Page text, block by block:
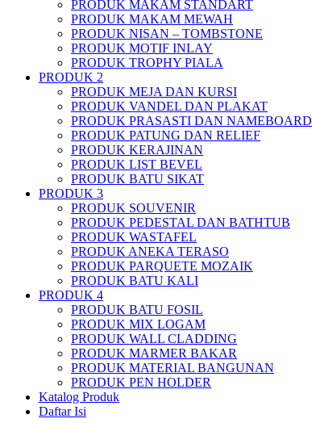
PRODUK MAKAM STANDART
PRODUK MAKAM MEWAH
PRODUK NISAN – TOMBSTONE
PRODUK MOTIF INLAY
PRODUK TROPHY PIALA
PRODUK 2
PRODUK MEJA DAN KURSI
PRODUK VANDEL DAN PLAKAT
PRODUK PRASASTI DAN NAMEBOARD
PRODUK PATUNG DAN RELIEF
PRODUK KERAJINAN
PRODUK LIST BEVEL
PRODUK BATU SIKAT
PRODUK 3
PRODUK SOUVENIR
PRODUK PEDESTAL DAN BATHTUB
PRODUK WASTAFEL
PRODUK ANEKA TERASO
PRODUK PARQUETE MOZAIK
PRODUK BATU KALI
PRODUK 4
PRODUK BATU FOSIL
PRODUK MIX LOGAM
PRODUK WALL CLADDING
PRODUK MARMER BAKAR
PRODUK MATERIAL BANGUNAN
PRODUK PEN HOLDER
Katalog Produk
Daftar Isi